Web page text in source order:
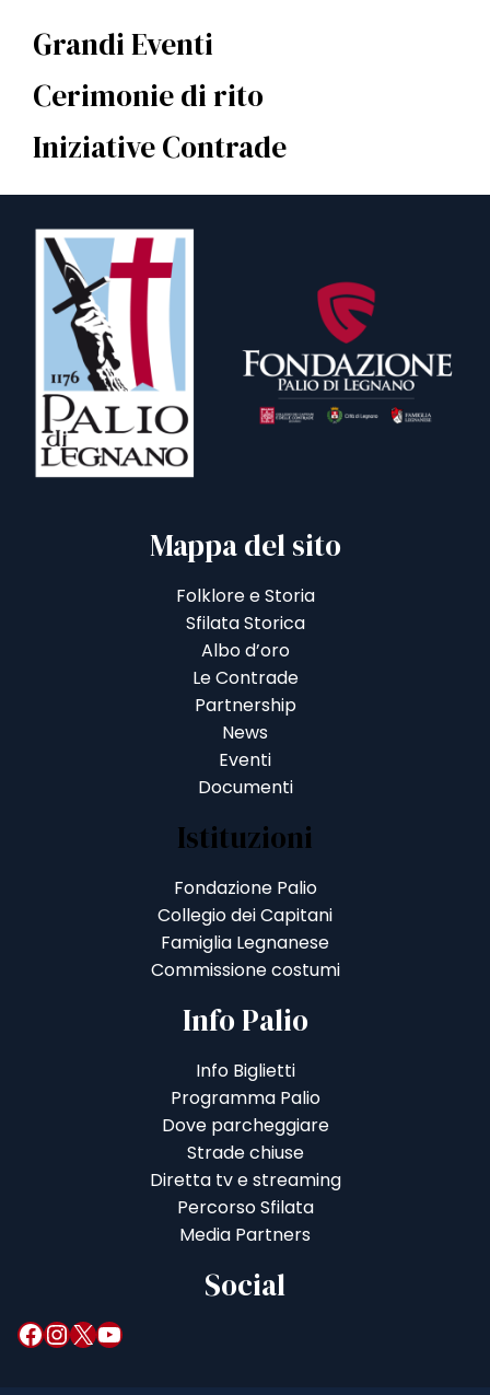
Grandi Eventi
Cerimonie di rito
Iniziative Contrade
Mappa del sito
Folklore e Storia
Sfilata Storica
Albo d’oro
Le Contrade
Partnership
News
Eventi
Documenti
Istituzioni
Fondazione Palio
Collegio dei Capitani
Famiglia Legnanese
Commissione costumi
Info Palio
Info Biglietti
Programma Palio
Dove parcheggiare
Strade chiuse
Diretta tv e streaming
Percorso Sfilata
Media Partners
Social
Facebook InstagramX YouTube